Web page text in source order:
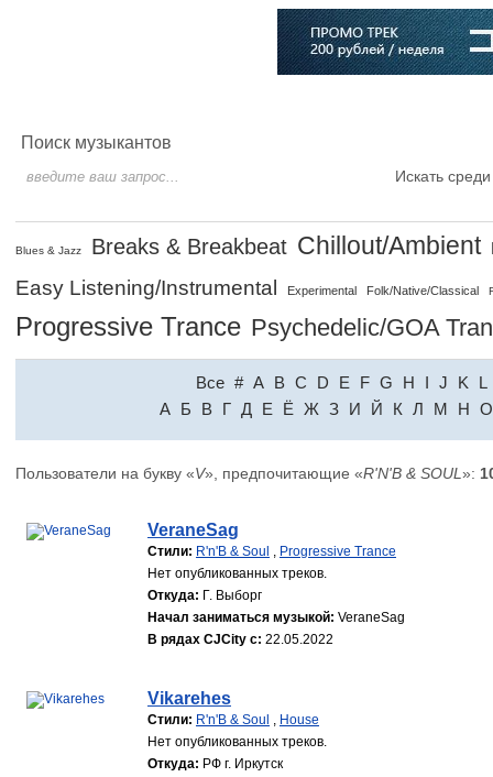
Поиск музыкантов
Искать
Blues & Jazz Breaks & Breakbeat Chillout/Ambient
Easy Listening/Instrumental Experimental Folk/Native/Classical
Progressive Trance Psychedelic/GOA
Все # A B C D E F G H I J K
L
A Б В Г Д Е Ё Ж З И Й К Л М Н О
Пользователи на букву «V», предпочитающие «R'N'B & SOUL »:
VeraneSag
Стили: R'n'B & Soul , Progressive Trance
Нет опубликованных треков.
Откуда: Г. Выборг
Начал заниматься музыкой: VeraneSag
В рядах CJCity с: 22.05.2022
Vikarehes
Стили: R'n'B & Soul , House
Нет опубликованных треков.
Откуда: РФ г. Иркутск